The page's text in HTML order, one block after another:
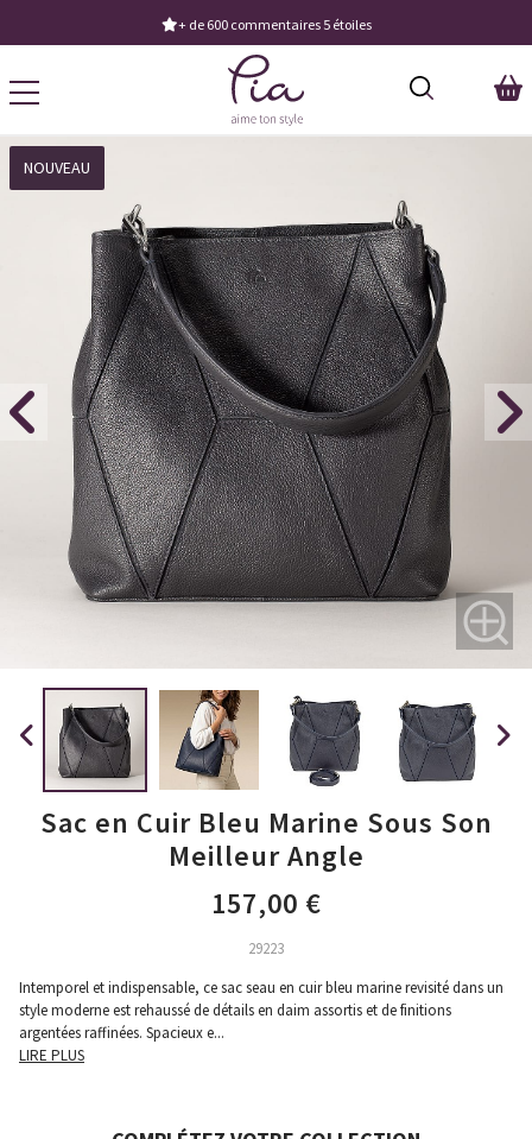
+ de 600 commentaires 5 étoiles
NOUVEAU
Sac en Cuir Bleu Marine Sous Son
Meilleur Angle
157,00 €
29223
Intemporel et indispensable, ce sac seau en cuir bleu marine revisité dans un
style moderne est rehaussé de détails en daim assortis et de finitions
argentées raffinées. Spacieux e...
LIRE PLUS